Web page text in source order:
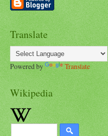
Translate
Powered by Translate
Wikipedia